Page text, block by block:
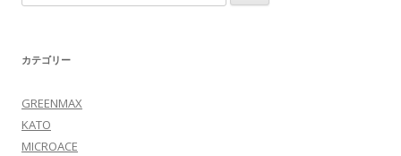
索:
カテゴリー
GREENMAX
KATO
MICROACE